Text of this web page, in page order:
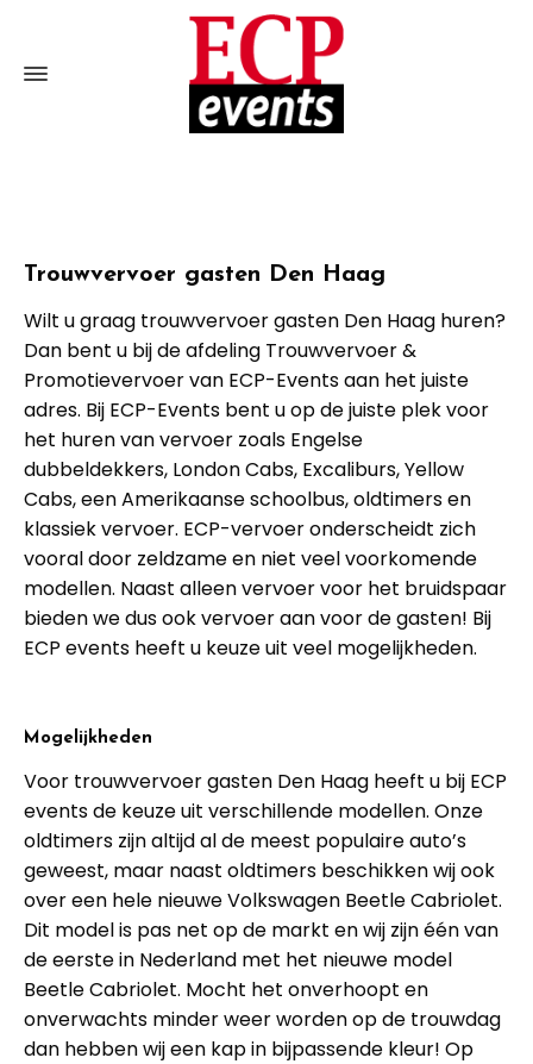
Trouwvervoer gasten Den Haag
Wilt u graag trouwvervoer gasten Den Haag huren?
Dan bent u bij de afdeling Trouwvervoer &
Promotievervoer van ECP-Events aan het juiste
adres. Bij ECP-Events bent u op de juiste plek voor
het huren van vervoer zoals Engelse
dubbeldekkers, London Cabs, Excaliburs, Yellow
Cabs, een Amerikaanse schoolbus, oldtimers en
klassiek vervoer. ECP-vervoer onderscheidt zich
vooral door zeldzame en niet veel voorkomende
modellen. Naast alleen vervoer voor het bruidspaar
bieden we dus ook vervoer aan voor de gasten! Bij
ECP events heeft u keuze uit veel mogelijkheden.
Mogelijkheden
Voor trouwvervoer gasten Den Haag heeft u bij ECP
events de keuze uit verschillende modellen. Onze
oldtimers zijn altijd al de meest populaire auto’s
geweest, maar naast oldtimers beschikken wij ook
over een hele nieuwe Volkswagen Beetle Cabriolet.
Dit model is pas net op de markt en wij zijn één van
de eerste in Nederland met het nieuwe model
Beetle Cabriolet. Mocht het onverhoopt en
onverwachts minder weer worden op de trouwdag
dan hebben wij een kap in bijpassende kleur! Op